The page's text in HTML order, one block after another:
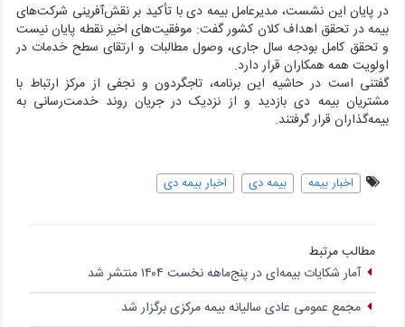
در پایان این نشست، مدیرعامل بیمه دی با تأکید بر نقش‌آفرینی شرکت‌های
بیمه در تحقق اهداف کلان کشور گفت: موفقیت‌های اخیر نقطه پایان نیست
و تحقق کامل بودجه سال جاری، وصول مطالبات و ارتقای سطح خدمات در
اولویت همه همکاران قرار دارد.
گفتنی است در حاشیه این برنامه، تاجگردون و نجفی از مرکز ارتباط با
مشتریان بیمه دی بازدید و از نزدیک در جریان روند خدمت‌رسانی به
بیمه‌گذاران قرار گرفتند.
اخبار بیمه بیمه دی اخبار بیمه دی
مطالب مرتبط
آمار شکایات بیمه‌ای در پنج‌‌ماهه نخست ۱۴۰۴ منتشر شد
مجمع عمومی عادی سالیانه بیمه مرکزی برگزار شد